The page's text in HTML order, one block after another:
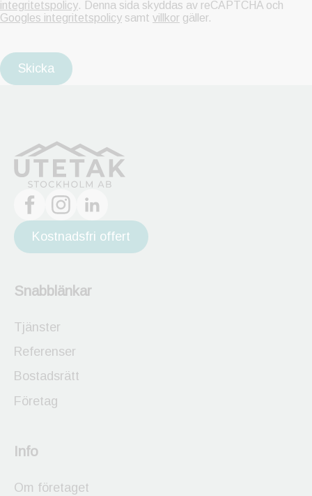
integritetspolicy. Denna sida skyddas av reCAPTCHA och
Googles integritetspolicy samt villkor gäller.
Kostnadsfri offert
Snabblänkar
Tjänster
Referenser
Bostadsrätt
Företag
Info
Om företaget